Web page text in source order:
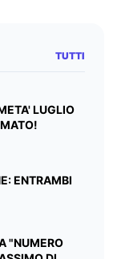
TUTTI
LUGLIO
ENTRAMBI
"NUMERO